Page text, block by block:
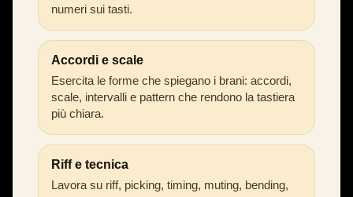
numeri sui tasti.
Accordi e scale
Esercita le forme che spiegano i brani: accordi,
scale, intervalli e pattern che rendono la tastiera
più chiara.
Riff e tecnica
Lavora su riff, picking, timing, muting, bending,